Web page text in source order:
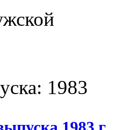
1983